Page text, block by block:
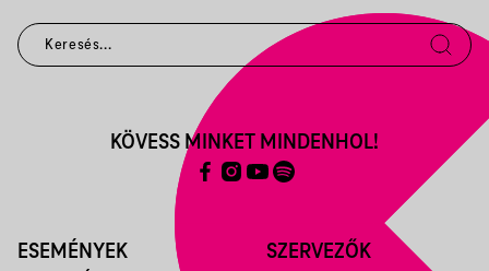
ESEMÉNYEK
SZERVEZŐK
KÖVESS MINKET MINDENHOL!